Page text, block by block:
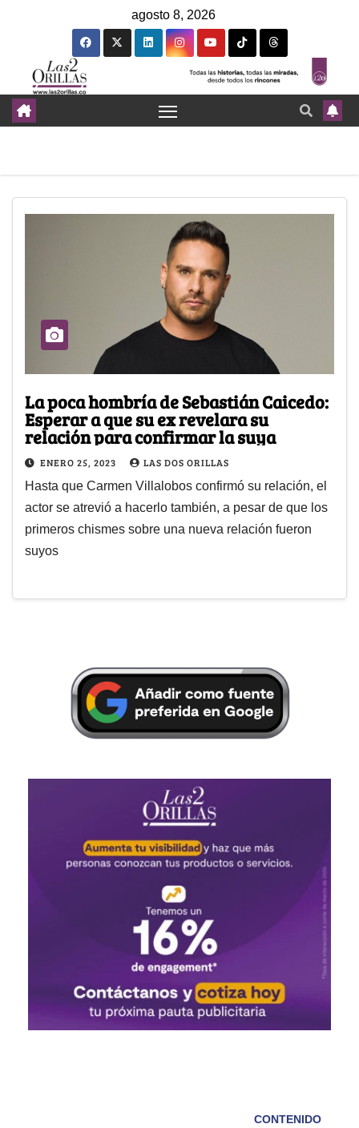
agosto 8, 2026
La poca hombría de Sebastián Caicedo:
Esperar a que su ex revelara su
relación para confirmar la suya
ENERO 25, 2023 LAS DOS ORILLAS
Hasta que Carmen Villalobos confirmó su relación, el
actor se atrevió a hacerlo también, a pesar de que los
primeros chismes sobre una nueva relación fueron
suyos